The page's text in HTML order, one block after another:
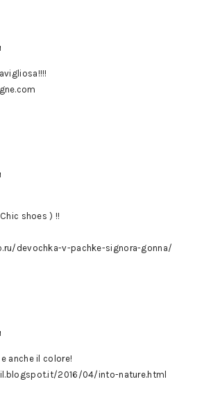
shoes ) !!
devochka-v-pachke-signora-gonna/
anche il colore!
2016/04/into-nature.html